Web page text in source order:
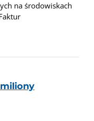
na środowiskach
miliony